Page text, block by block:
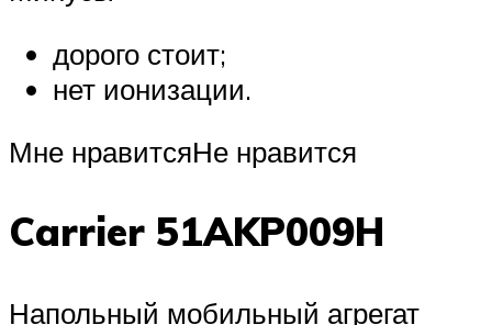
дорого стоит;
нет ионизации.
Мне нравитсяНе нравится
Carrier 51AKP009H
Напольный мобильный агрегат